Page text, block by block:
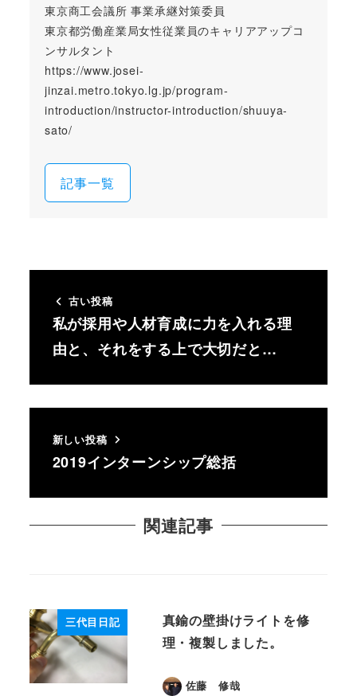
東京商工会議所 事業承継対策委員
東京都労働産業局女性従業員のキャリアアップコ
ンサルタント
https://www.josei-
jinzai.metro.tokyo.lg.jp/program-
introduction/instructor-introduction/shuuya-
sato/
記事一覧
古い投稿
私が採用や人材育成に力を入れる理
由と、それをする上で大切だと…
新しい投稿
2019インターンシップ総括
関連記事
三代目日記
真鍮の壁掛けライトを修
理・複製しました。
佐藤 修哉